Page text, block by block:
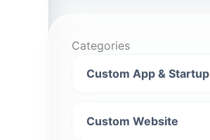
Categories
Custom App & Startup
Custom Website